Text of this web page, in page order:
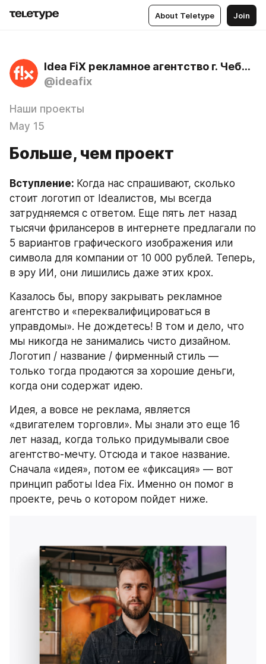
About Teletype Join
Idea FiX рекламное агентство г. Чебоксары
@ideafix
Наши проекты
May 15
Больше, чем проект
Вступление: Когда нас спрашивают, сколько
стоит логотип от Ideaлистов, мы всегда
затрудняемся с ответом. Еще пять лет назад
тысячи фрилансеров в интернете предлагали по
5 вариантов графического изображения или
символа для компании от 10 000 рублей. Теперь,
в эру ИИ, они лишились даже этих крох.
Казалось бы, впору закрывать рекламное
агентство и «переквалифицироваться в
управдомы». Не дождетесь! В том и дело, что
мы никогда не занимались чисто дизайном.
Логотип / название / фирменный стиль —
только тогда продаются за хорошие деньги,
когда они содержат идею.
Идея, а вовсе не реклама, является
«двигателем торговли». Мы знали это еще 16
лет назад, когда только придумывали свое
агентство-мечту. Отсюда и такое название.
Сначала «идея», потом ее «фиксация» — вот
принцип работы Idea Fix. Именно он помог в
проекте, речь о котором пойдет ниже.